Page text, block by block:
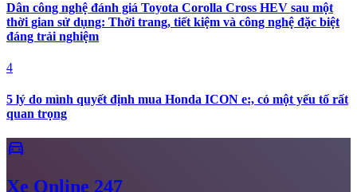
Dân công nghệ đánh giá Toyota Corolla Cross HEV sau một
thời gian sử dụng: Thời trang, tiết kiệm và công nghệ đặc biệt
đáng trải nghiệm
4
5 lý do mình quyết định mua Honda ICON e:, có một yếu tố rất
quan trọng
directions_car
Xe Online 247